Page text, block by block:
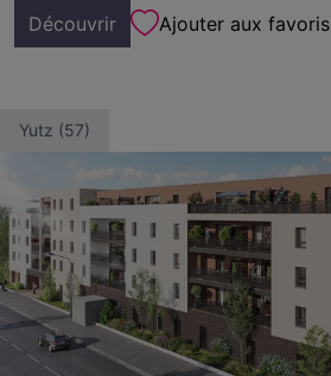
Découvrir Ajouter aux favoris
Yutz (57)